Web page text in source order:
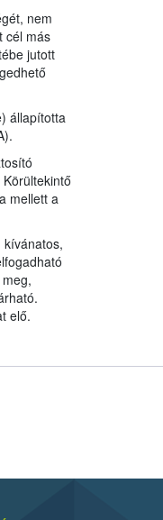
nem
cél más
jutott
állapította
mellett a
elő.